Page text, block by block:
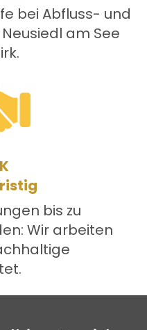
bei Abfluss- und
am See
bis zu
Wir arbeiten